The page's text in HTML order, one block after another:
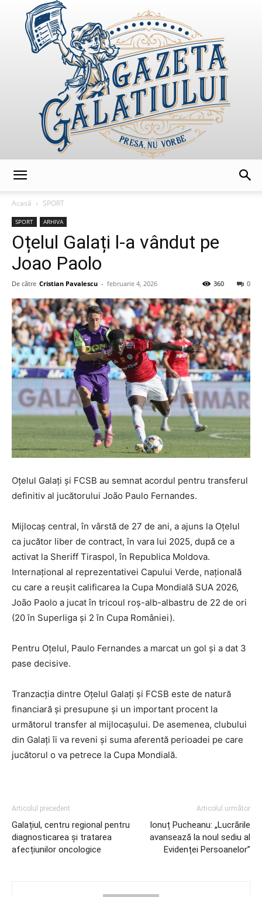
Acasă
SPORT
SPORT ARHIVA
Oțelul Galați l-a vândut pe
Joao Paolo
De către Cristian Pavalescu - februarie 4, 2026 0
360
Oțelul Galați și FCSB au semnat acordul pentru transferul
definitiv al jucătorului João Paulo Fernandes.
Mijlocaș central, în vârstă de 27 de ani, a ajuns la Oțelul
ca jucător liber de contract, în vara lui 2025, după ce a
activat la Sheriff Tiraspol, în Republica Moldova.
Internațional al reprezentativei Capului Verde, națională
cu care a reușit calificarea la Cupa Mondială SUA 2026,
João Paolo a jucat în tricoul roș-alb-albastru de 22 de ori
(20 în Superliga și 2 în Cupa României).
Pentru Oțelul, Paulo Fernandes a marcat un gol și a dat 3
pase decisive.
Tranzacția dintre Oțelul Galați și FCSB este de natură
financiară și presupune și un important procent la
următorul transfer al mijlocașului. De asemenea, clubului
din Galați îi va reveni și suma aferentă perioadei pe care
jucătorul o va petrece la Cupa Mondială.
Articolul precedent
Galațiul, centru regional pentru
diagnosticarea și tratarea
afecțiunilor oncologice
Articolul următor
Ionuț Pucheanu: „Lucrările
avansează la noul sediu al
Evidenței Persoanelor”